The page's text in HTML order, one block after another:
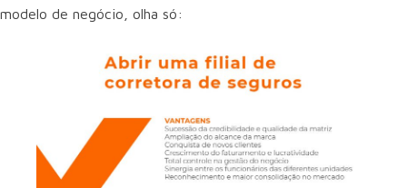
modelo de negócio, olha só: